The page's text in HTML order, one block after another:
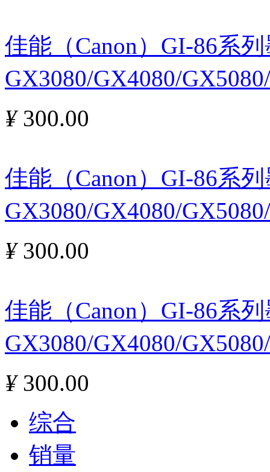
佳能（Canon）GI-86系
GX3080/GX4080/
¥300.00
佳能（Canon）GI-86系
GX3080/GX4080/
¥300.00
佳能（Canon）GI-86系
GX3080/GX4080/
¥300.00
综合
销量